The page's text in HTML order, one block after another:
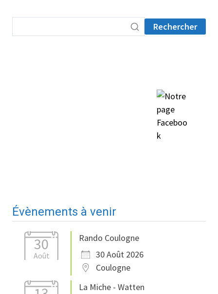
Rechercher
Évènements à venir
30
Août
Rando Coulogne
30 Août 2026
Coulogne
La Miche - Watten